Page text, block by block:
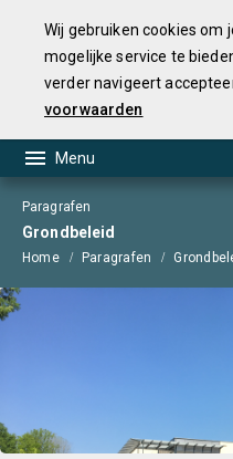
Wij gebruiken cookies om
mogelijke service te
verder navigeert
voorwaarden
Paragrafen
Grondbeleid
Home Paragrafen